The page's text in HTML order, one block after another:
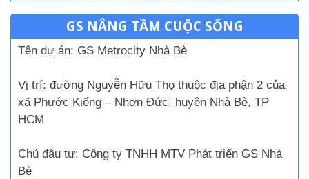
GS NÂNG TẦM CUỘC SỐNG
Tên dự án: GS Metrocity Nhà Bè
Vị trí: đường Nguyễn Hữu Thọ thuộc địa phận 2 của
xã Phước Kiểng – Nhơn Đức, huyện Nhà Bè, TP
HCM
Chủ đầu tư: Công ty TNHH MTV Phát triển GS Nhà
Bè